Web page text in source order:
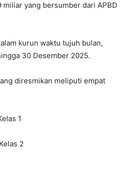
miliar yang bersumber dari APBD
kurun waktu tujuh bulan,
30 Desember 2025.
diresmikan meliputi empat
1
2